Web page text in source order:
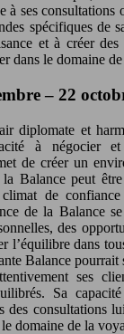
à ses consultations
spécifiques de
et à créer
dans le domaine
– 22
diplomate et
à négocier
de créer un
Balance peut
de
de la Balance
des
l’équilibre dans
Balance pourrait
ses
Sa
des consultations
domaine de la